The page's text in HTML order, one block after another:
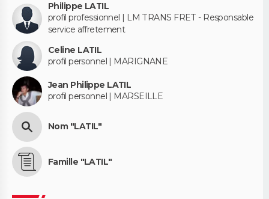
Philippe LATIL
profil professionnel | LM TRANS FRET - Responsable
service affretement
Celine LATIL
profil personnel | MARIGNANE
Jean Philippe LATIL
profil personnel | MARSEILLE
Nom "LATIL"
Famille "LATIL"